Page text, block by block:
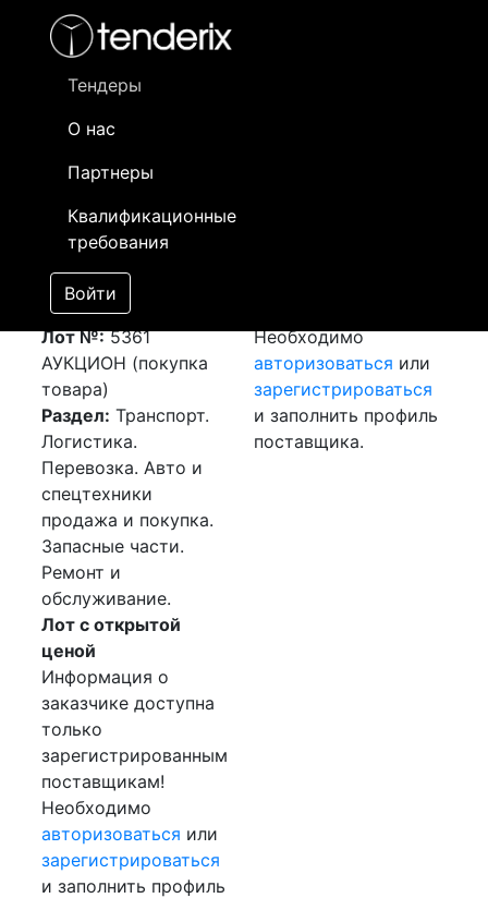
Тендеры
О нас
Партнеры
Квалификационные
требования
Войти
- активный лот
- сохраненный лот (не опубликован)
Закупка: Перевозка
г.Кентау (РК) -
г.Актобе (РК)
[Завершен]
Победитель выбран
Лот №:5361
АУКЦИОН (покупка
товара)
Раздел: Транспорт.
Логистика.
Перевозка. Авто и
спецтехники
продажа и покупка.
Запасные части.
Ремонт и
обслуживание.
Лот с открытой
ценой
Информация о
заказчике доступна
только
зарегистрированным
поставщикам!
Необходимо
авторизоваться или
зарегистрироваться
и заполнить профиль
Необходимо
авторизоваться или
зарегистрироваться
и заполнить профиль
поставщика.